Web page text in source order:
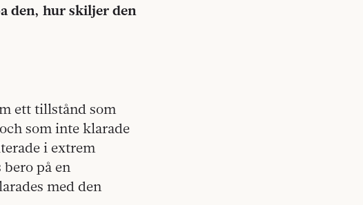
den, hur skiljer den
ett tillstånd som
som inte klarade
i extrem
på en
med den